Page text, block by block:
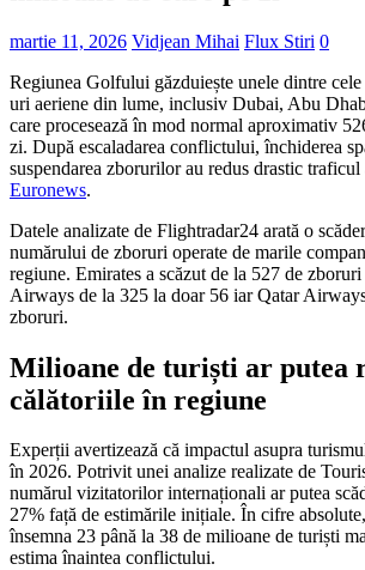
martie 11, 2026 Vidjean Mihai Flux Stiri 0
Regiunea Golfului găzduiește unele dintre
uri aeriene din lume, inclusiv Dubai, Abu
care procesează în mod normal aproximativ
zi. După escaladarea conflictului, închiderea
suspendarea zborurilor au redus drastic traficul
Euronews.
Datele analizate de Flightradar24 arată o
numărului de zboruri operate de marile
regiune. Emirates a scăzut de la 527 de
Airways de la 325 la doar 56 iar Qatar
zboruri.
Milioane de turiști ar putea
călătoriile în regiune
Experții avertizează că impactul asupra
în 2026. Potrivit unei analize realizate de
numărul vizitatorilor internaționali ar putea
27% față de estimările inițiale. În cifre
însemna 23 până la 38 de milioane de turiști
estima înaintea conflictului.